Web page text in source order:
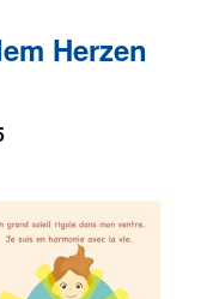
Herzen